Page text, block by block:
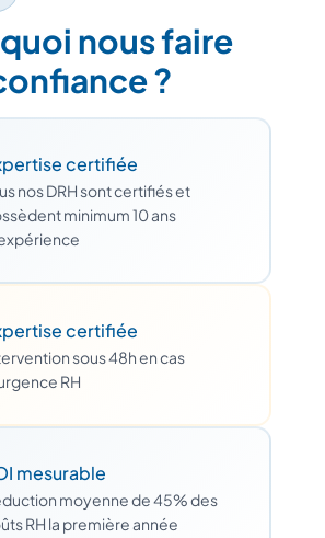
nous faire
?
certifiée
nos DRH sont certifiés et
minimum 10 ans
certifiée
sous 48h en cas
RH
mesurable
moyenne de 45% des
RH la première année